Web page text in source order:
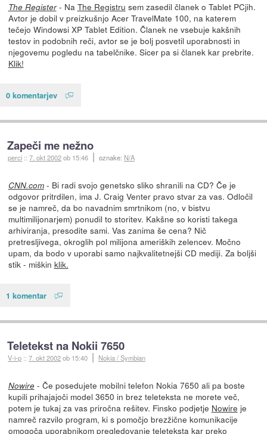
The Register- Na The Registru sem zasedil članek o Tablet PCjih.
Avtor je dobil v preizkušnjo Acer TravelMate 100, na katerem
tečejo Windowsi XP Tablet Edition. Članek ne vsebuje kakšnih
testov in podobnih reči, avtor se je bolj posvetil uporabnosti in
njegovemu pogledu na tabelčnike. Sicer pa si članek kar prebrite.
Klik!
0 komentarjev
Zapeči me nežno
perci ::7. okt 2002ob 15:46 oznake: N/A
CNN.com- Bi radi svojo genetsko sliko shranili na CD? Če je
odgovor pritrdilen, ima J. Craig Venter pravo stvar za vas. Odločil
se je namreč, da bo navadnim smrtnikom (no, v bistvu
multimilijonarjem) ponudil to storitev. Kakšne so koristi takega
arhiviranja, presodite sami. Vas zanima še cena? Nič
pretresljivega, okroglih pol milijona ameriških zelencev. Močno
upam, da bodo v uporabi samo najkvalitetnejši CD mediji. Za boljši
stik - miškin klik.
1 komentar
Teletekst na Nokii 7650
V-i-p ::7. okt 2002ob 15:40 Nokia / Symbian
Nowire- Če posedujete mobilni telefon Nokia 7650 ali pa boste
kupili prihajajoči model 3650 in brez teleteksta ne morete več,
potem je tukaj za vas priročna rešitev. Finsko podjetje Nowire je
namreč razvilo program, ki s pomočjo brezžične komunikacije
omogoča uporabnikom pregledovanje teleteksta kar preko